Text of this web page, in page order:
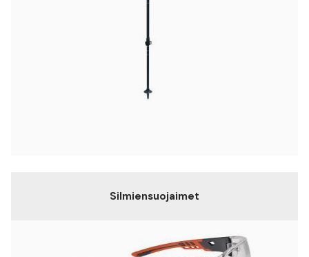
Silmiensuojaimet